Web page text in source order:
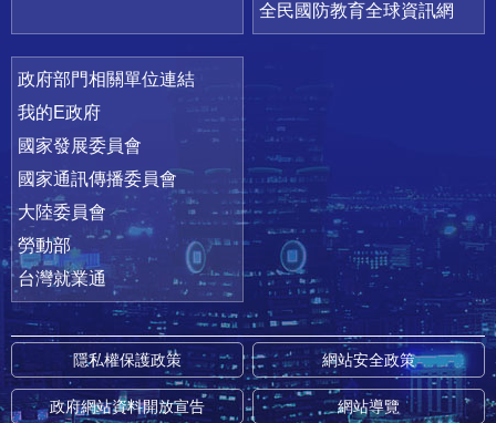
全民國防教育全球資訊網
政府部門相關單位連結
我的E政府
國家發展委員會
國家通訊傳播委員會
大陸委員會
勞動部
台灣就業通
隱私權保護政策 網站安全政策
政府網站資料開放宣告 網站導覽